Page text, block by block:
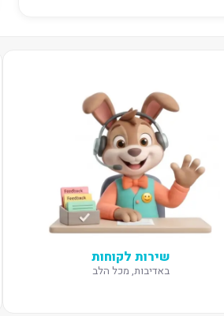
שירות לקוחות
באדיבות, מכל הלב